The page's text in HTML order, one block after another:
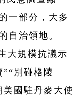
一部分，大多
自治領地。
大規模抗議示
別碰格陵
國駐丹麥大使